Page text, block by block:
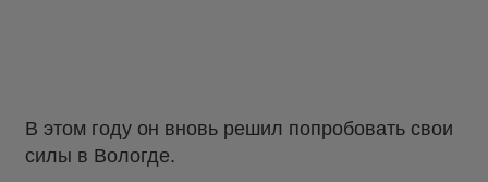
В этом году он вновь решил попробовать свои
силы в Вологде.